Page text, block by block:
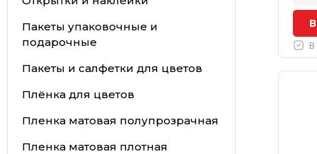
В
Пакеты упаковочные и
подарочные
Пакеты и салфетки для цветов
Плёнка для цветов
Пленка матовая полупрозрачная
Пленка матовая плотная